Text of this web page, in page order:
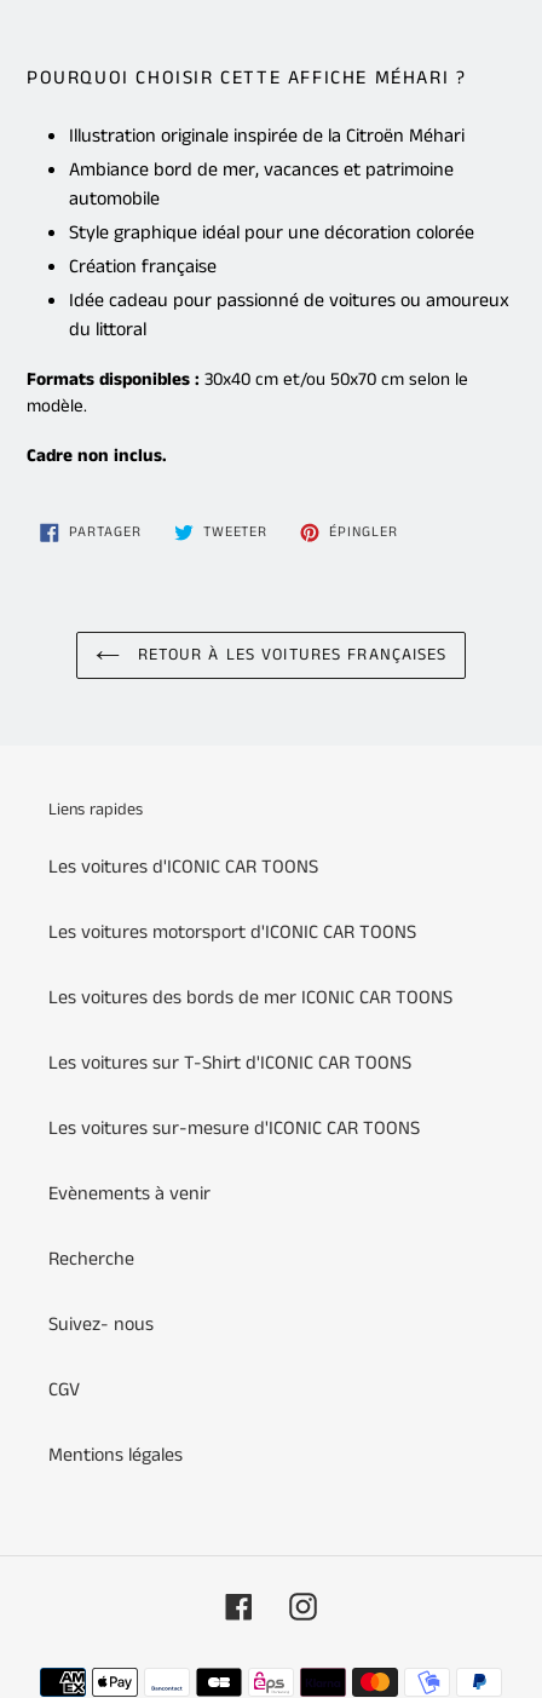
POURQUOI CHOISIR CETTE AFFICHE MÉHARI ?
Illustration originale inspirée de la Citroën Méhari
Ambiance bord de mer, vacances et patrimoine
automobile
Style graphique idéal pour une décoration colorée
Création française
Idée cadeau pour passionné de voitures ou amoureux
du littoral
Formats disponibles : 30x40 cm et/ou 50x70 cm selon le
modèle.
Cadre non inclus.
PARTAGERPARTAGER
SUR
TWEETER TWEETERÉPINGLER
RETOUR À LES VOITURES FRANÇAISES
Liens rapides
Les voitures d'ICONIC CAR TOONS
Les voitures motorsport d'ICONIC CAR TOONS
Les voitures des bords de mer ICONIC CAR TOONS
Les voitures sur T-Shirt d'ICONIC CAR TOONS
Les voitures sur-mesure d'ICONIC CAR TOONS
Evènements à venir
Recherche
Suivez- nous
CGV
Mentions légales
FacebookInstagram
Moyens